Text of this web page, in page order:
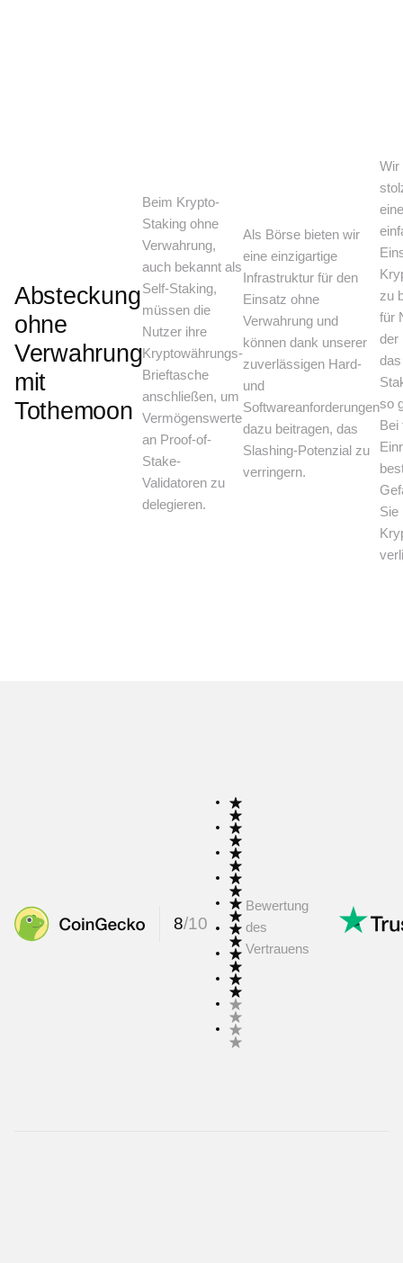
Absteckung
ohne
Verwahrung
mit
Tothemoon
Beim Krypto-
Staking ohne
Verwahrung,
auch bekannt als
Self-Staking,
müssen die
Nutzer ihre
Kryptowährungs-
Brieftasche
anschließen, um
Vermögenswerte
an Proof-of-
Stake-
Validatoren zu
delegieren.
Als Börse bieten wir
eine einzigartige
Infrastruktur für den
Einsatz ohne
Verwahrung und
können dank unserer
zuverlässigen Hard-
und
Softwareanforderungen
dazu beitragen, das
Slashing-Potenzial zu
verringern.
Wir
zu
für
der
so
Bei
Sie
8/10
Bewertung
des
Vertrauens